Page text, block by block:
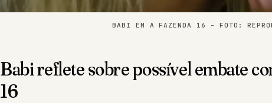
BABI EM A FAZENDA 16 - FOTO:
Babi reflete sobre possível embate
16